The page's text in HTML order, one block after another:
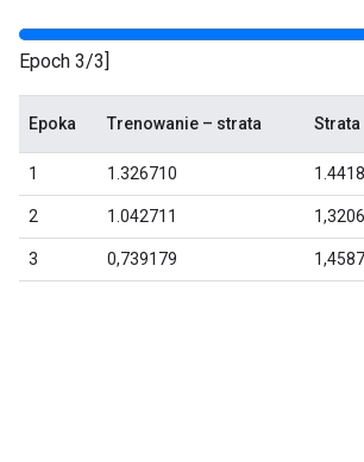
Epoch 3/3]
Epoka Trenowanie – strata Strata
1 1.326710
2 1.042711
3 0,739179